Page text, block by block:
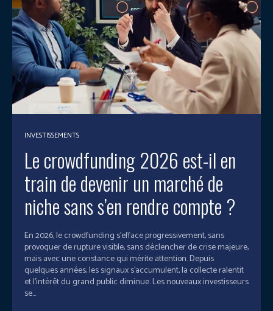
INVESTISSEMENTS
Le crowdfunding 2026 est-il en
train de devenir un marché de
niche sans s’en rendre compte ?
En 2026, le crowdfunding s’efface progressivement, sans
provoquer de rupture visible, sans déclencher de crise majeure,
mais avec une constance qui mérite attention. Depuis
quelques années, les signaux s’accumulent, la collecte ralentit
et l’intérêt du grand public diminue. Les nouveaux investisseurs
se...